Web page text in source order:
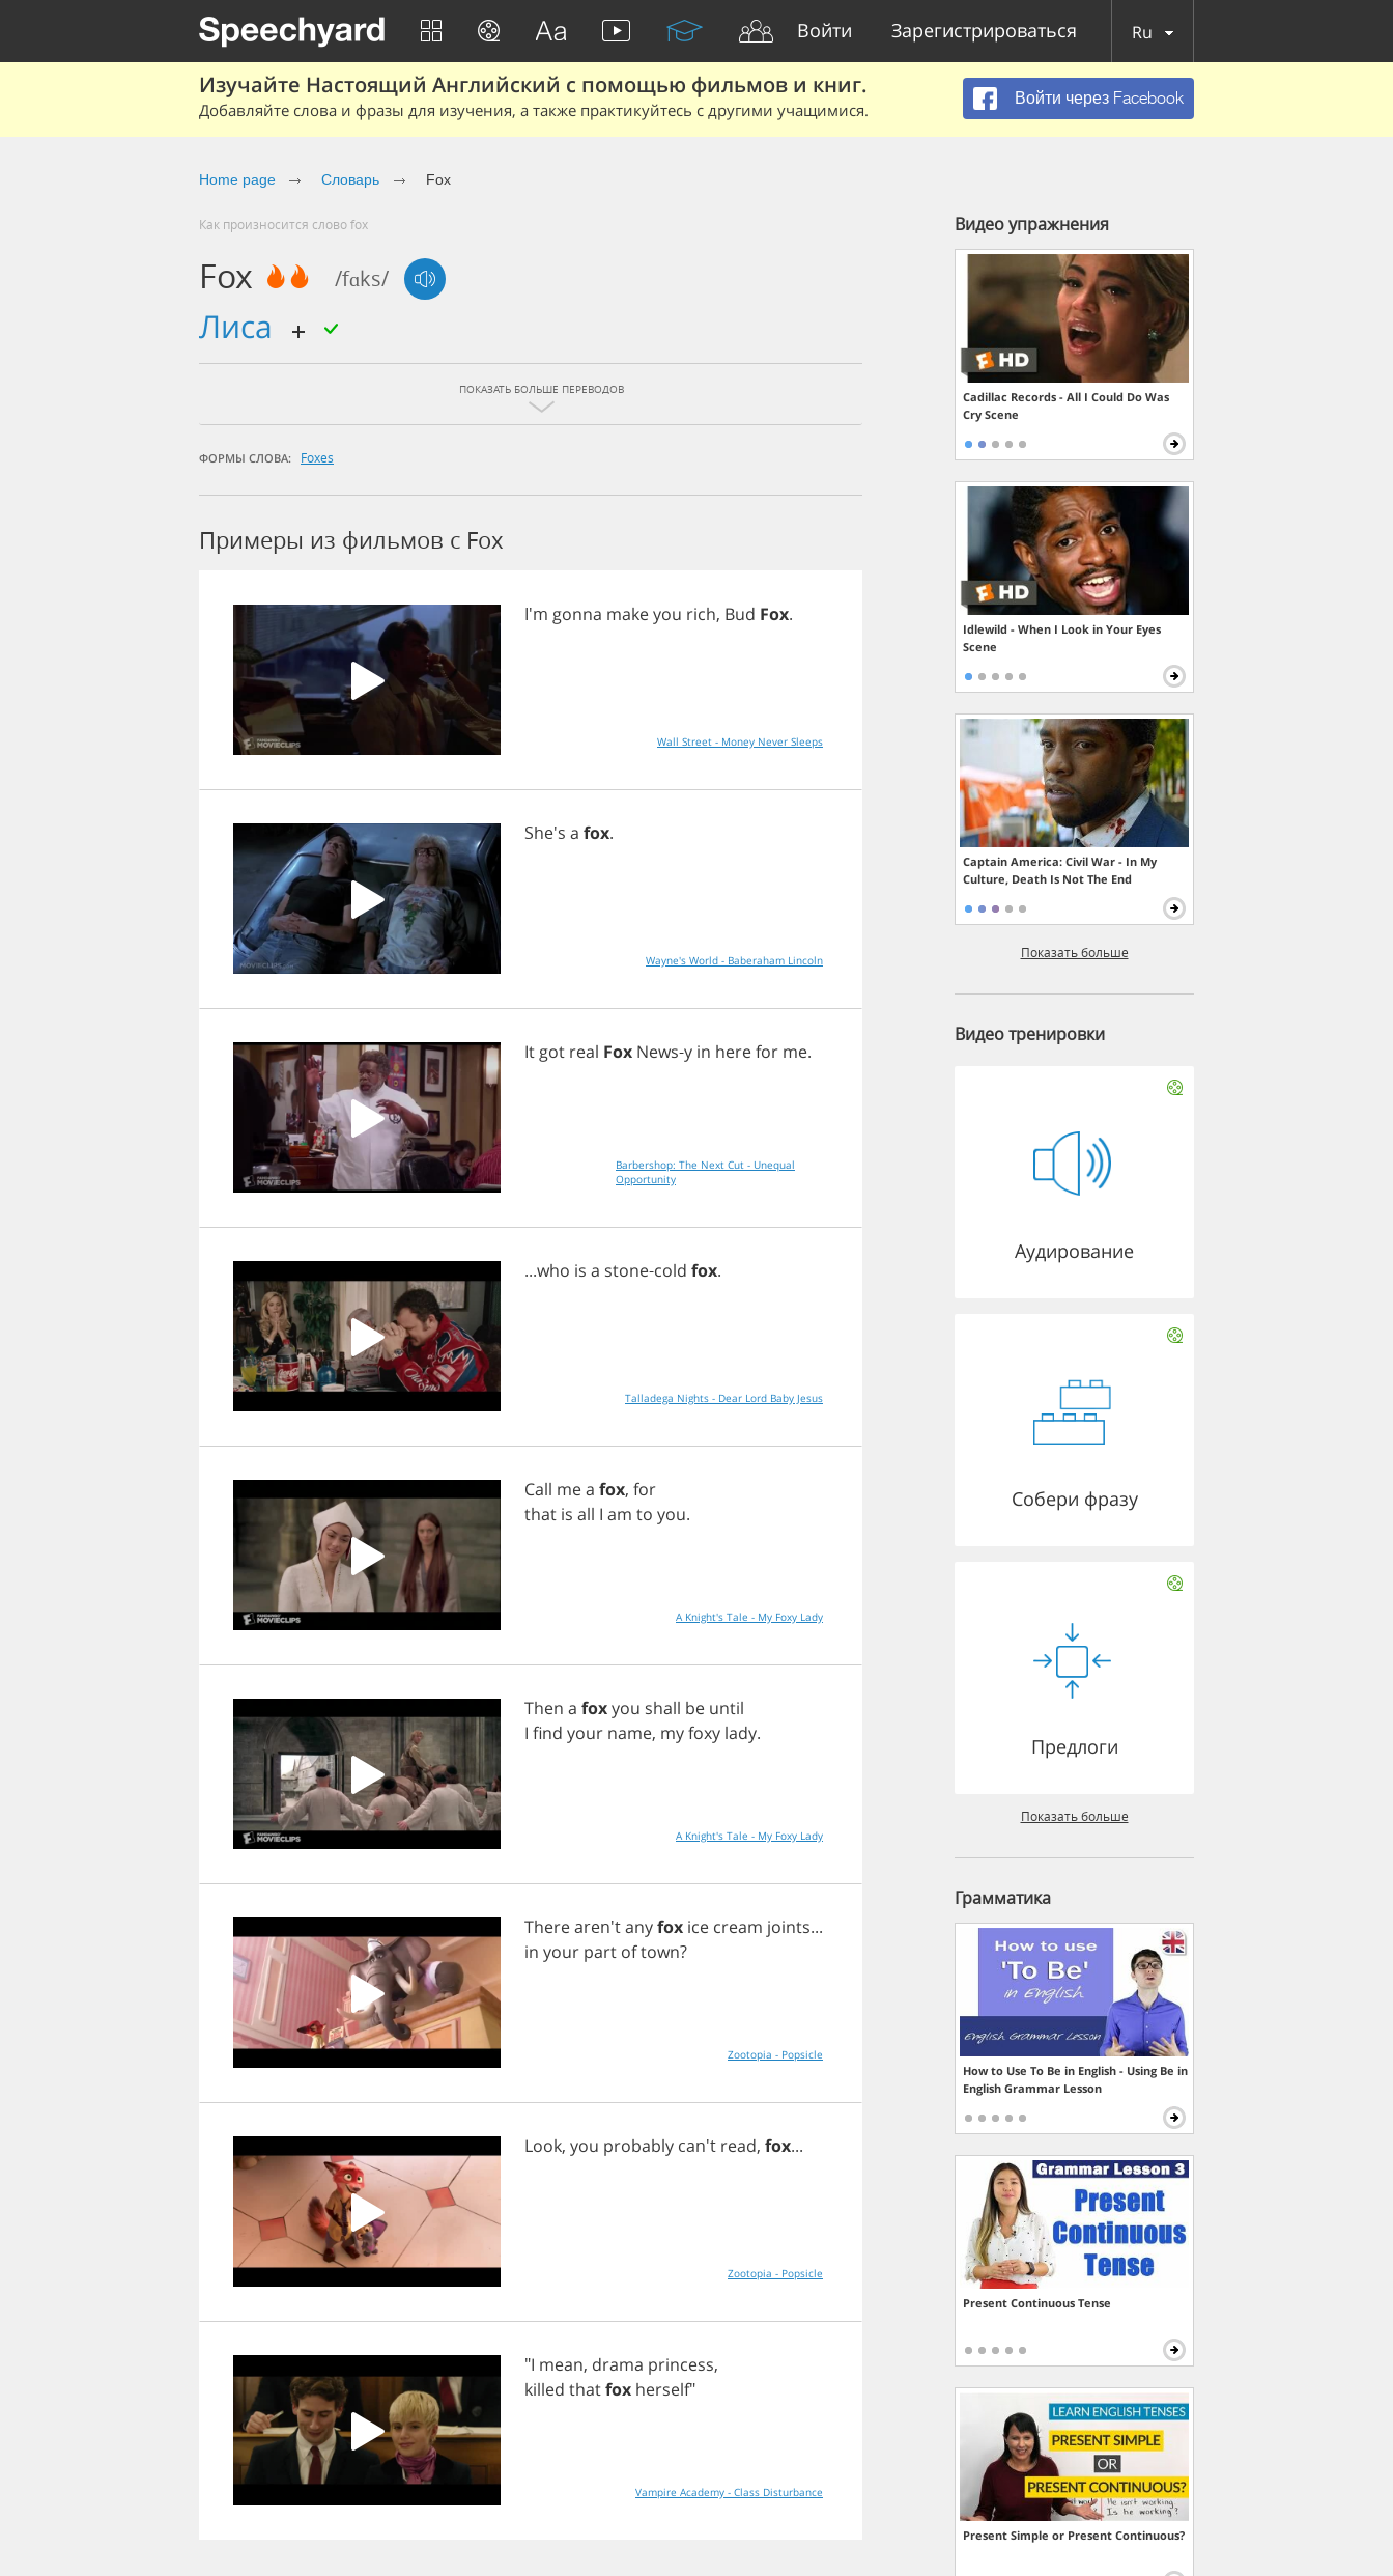
Войти Зарегистрироваться Ru
Изучайте Настоящий Английский с помощью фильмов и книг.
Добавляйте слова и фразы для изучения, а также практикуйтесь с другими учащимися.
Войти через Facebook
Home page Словарь Fox
Как произносится слово fox
Fox /fɑks/
лиса
ПОКАЗАТЬ БОЛЬШЕ ПЕРЕВОДОВ
ФОРМЫ СЛОВА: Foxes
Примеры из фильмов c Fox
I'm gonna makeyou rich, Bud Fox.
Wall Street - Money Never Sleeps
She's a fox.
Wayne's World - Baberaham Lincoln
It got real Fox News-y in herefor me.
Barbershop: The Next Cut - Unequal
Opportunity
...who is a stone-cold fox.
Talladega Nights - Dear Lord Baby Jesus
Call mea fox, for
that is all I am to you.
A Knight's Tale - My Foxy Lady
Then a foxyou shall be until
I find your name, myfoxy lady.
A Knight's Tale - My Foxy Lady
Therearen'tanyfox ice cream joints...
in your part oftown?
Zootopia - Popsicle
Look, you probably can't read, fox...
Zootopia - Popsicle
"I mean, drama princess,
killed thatfox herself"
Vampire Academy - Class Disturbance
Видео упражнения
Cadillac Records - All I Could Do Was
Cry Scene
Idlewild - When I Look in Your Eyes
Scene
Captain America: Civil War - In My
Culture, Death Is Not The End
Показать больше
Видео тренировки
Аудирование
Собери фразу
Предлоги
Показать больше
Грамматика
How to Use To Be in English - Using Be in
English Grammar Lesson
Present Continuous Tense
Present Simple or Present Continuous?